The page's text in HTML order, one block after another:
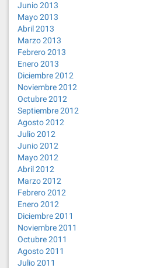
Junio 2013
Mayo 2013
Abril 2013
Marzo 2013
Febrero 2013
Enero 2013
Diciembre 2012
Noviembre 2012
Octubre 2012
Septiembre 2012
Agosto 2012
Julio 2012
Junio 2012
Mayo 2012
Abril 2012
Marzo 2012
Febrero 2012
Enero 2012
Diciembre 2011
Noviembre 2011
Octubre 2011
Agosto 2011
Julio 2011